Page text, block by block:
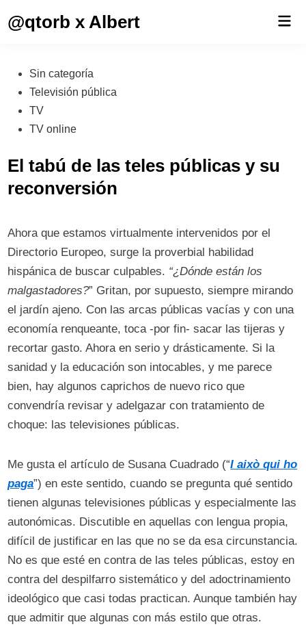
@qtorb x Albert
Publicado
en
Sin categoría
Televisión pública
TV
TV online
El tabú de las teles públicas y su
reconversión
Ahora que estamos virtualmente intervenidos por el
Directorio Europeo, surge la proverbial habilidad
hispánica de buscar culpables. “¿Dónde están los
malgastadores?” Gritan, por supuesto, siempre mirando
el jardín ajeno. Con las arcas públicas vacías y con una
economía renqueante, toca -por fin- sacar las tijeras y
recortar gasto. Ahora en serio y drásticamente. Si la
sanidad y la educación son intocables, y me parece
bien, hay algunos caprichos de nuevo rico que
convendría revisar y adelgazar con tratamiento de
choque: las televisiones públicas.
Me gusta el artículo de Susana Cuadrado (“I això qui ho
paga”) en este sentido, cuando se pregunta qué sentido
tienen algunas televisiones públicas y especialmente las
autonómicas. Discutible en aquellas con lengua propia,
difícil de justificar en las que no se da esa circunstancia.
No es que esté en contra de las teles públicas, estoy en
contra del despilfarro sistemático y del adoctrinamiento
ideológico que casi todas practican. Aunque también hay
que admitir que algunas con más estilo que otras.